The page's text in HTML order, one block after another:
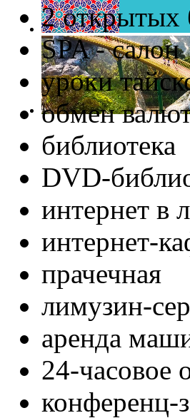
2 открытых
SPA - салон
уроки
обмен
библиотека
DVD-
интернет в
интернет-
прачечная
лимузин-
аренда
24-часовое
конференц-